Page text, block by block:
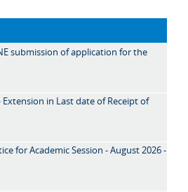
submission of application for the
in Last date of Receipt of
for Academic Session - August 2026 -